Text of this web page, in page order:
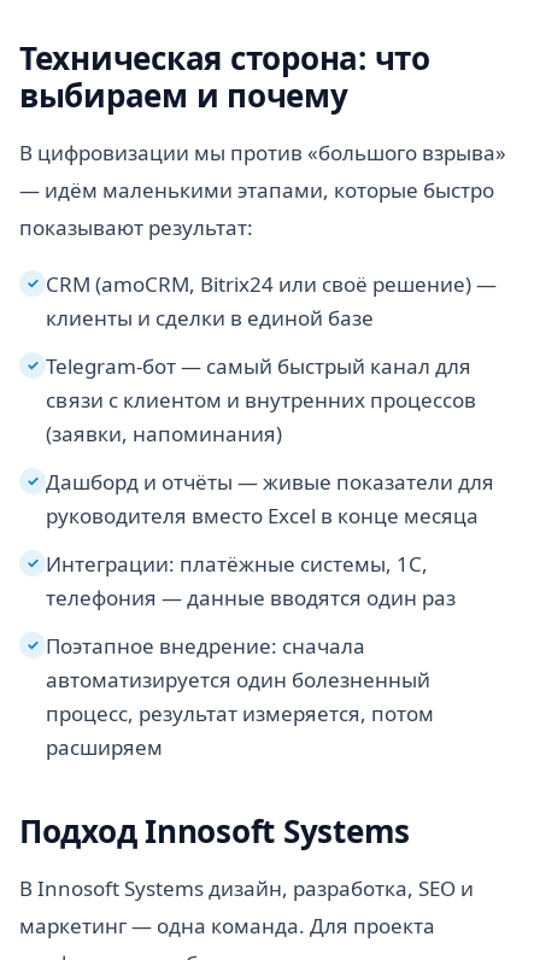
Техническая сторона: что
выбираем и почему
В цифровизации мы против «большого взрыва»
— идём маленькими этапами, которые быстро
показывают результат:
✓ CRM (amoCRM, Bitrix24 или своё решение) —
клиенты и сделки в единой базе
✓ Telegram-бот — самый быстрый канал для
связи с клиентом и внутренних процессов
(заявки, напоминания)
✓ Дашборд и отчёты — живые показатели для
руководителя вместо Excel в конце месяца
✓ Интеграции: платёжные системы, 1С,
телефония — данные вводятся один раз
✓ Поэтапное внедрение: сначала
автоматизируется один болезненный
процесс, результат измеряется, потом
расширяем
Подход Innosoft Systems
В Innosoft Systems дизайн, разработка, SEO и
маркетинг — одна команда. Для проекта